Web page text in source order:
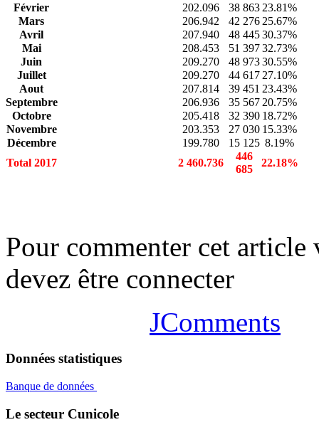
Février
202.096 38 863 23.81%
Mars
206.942 42 276 25.67%
Avril
207.940 48 445 30.37%
Mai
208.453 51 397 32.73%
Juin
209.270 48 973 30.55%
Juillet
209.270 44 617 27.10%
Aout
207.814 39 451 23.43%
Septembre
206.936 35 567 20.75%
Octobre
205.418 32 390 18.72%
Novembre
203.353 27 030 15.33%
Décembre
199.780 15 125 8.19%
Total 2017
2 460.736
446
685
22.18%
Pour commenter cet article
devez être connecter
JComments
Données statistiques
Banque de données
Le secteur Cunicole